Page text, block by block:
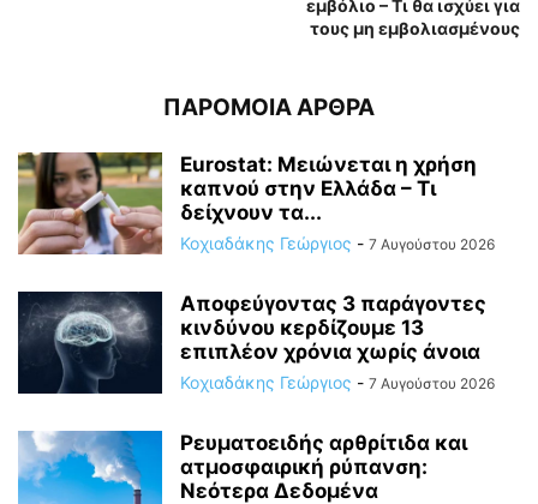
εμβόλιο – Τι θα ισχύει για
τους μη εμβολιασμένους
ΠΑΡΟΜΟΙΑ ΑΡΘΡΑ
Eurostat: Μειώνεται η χρήση
καπνού στην Ελλάδα – Τι
δείχνουν τα...
Κοχιαδάκης Γεώργιος - 7 Αυγούστου 2026
Αποφεύγοντας 3 παράγοντες
κινδύνου κερδίζουμε 13
επιπλέον χρόνια χωρίς άνοια
Κοχιαδάκης Γεώργιος - 7 Αυγούστου 2026
Ρευματοειδής αρθρίτιδα και
ατμοσφαιρική ρύπανση:
Νεότερα Δεδομένα